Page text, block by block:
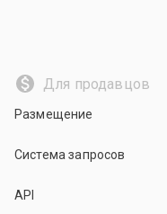
Для продавцов
Размещение
Система запросов
API